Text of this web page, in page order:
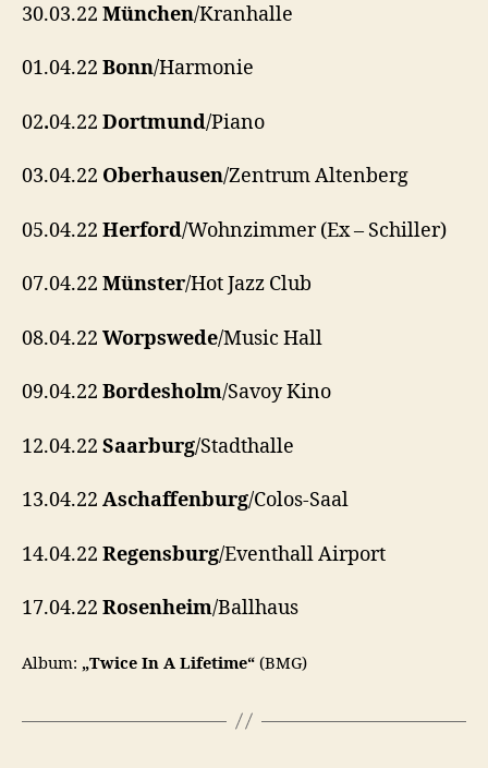
30.03.22 München/Kranhalle
01.04.22 Bonn/Harmonie
02.04.22 Dortmund/Piano
03.04.22 Oberhausen/Zentrum Altenberg
05.04.22 Herford/Wohnzimmer (Ex – Schiller)
07.04.22 Münster/Hot Jazz Club
08.04.22 Worpswede/Music Hall
09.04.22 Bordesholm/Savoy Kino
12.04.22 Saarburg/Stadthalle
13.04.22 Aschaffenburg/Colos-Saal
14.04.22 Regensburg/Eventhall Airport
17.04.22 Rosenheim/Ballhaus
Album: „Twice In A Lifetime“ (BMG)